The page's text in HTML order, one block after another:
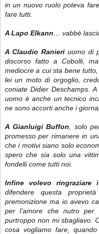
in un nuovo ruolo poteva
fare tutti.
A Lapo Elkann… vabbè
A Claudio Ranieri uomo di
discorso fatto a Cobolli,
mediocre a cui sta bene
lei un moto di orgoglio,
coniate Didier Deschamps.
uomo è anche un tecnico
ne sono accorti anche i
A Gianluigi Buffon , solo
promesso per rimanere in
che i motivi siano solo
spero che sia solo una
fondelli come tutti noi.
Infine volevo ringraziare
difendere questa
premonizione ma io avevo
per l’amore che nutro
purtroppo non mi sbagliavo.
cosa vogliamo fare,